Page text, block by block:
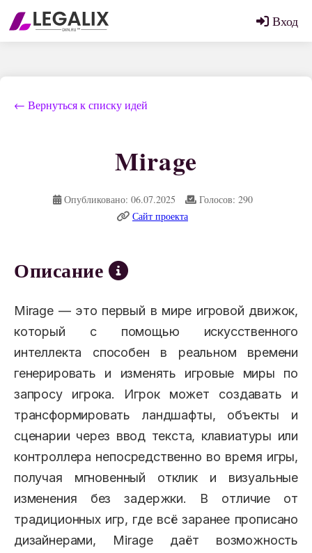
Вход
← Вернуться к списку идей
Mirage
Опубликовано: 06.07.2025
Голосов: 290
Сайт проекта
Описание
Mirage — это первый в мире игровой движок,
который с помощью искусственного
интеллекта способен в реальном времени
генерировать и изменять игровые миры по
запросу игрока. Игрок может создавать и
трансформировать ландшафты, объекты и
сценарии через ввод текста, клавиатуры или
контроллера непосредственно во время игры,
получая мгновенный отклик и визуальные
изменения без задержки. В отличие от
традиционных игр, где всё заранее прописано
дизайнерами, Mirage даёт возможность